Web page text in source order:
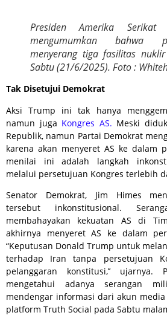
Presiden Amerika Serikat
mengumumkan bahwa
menyerang tiga fasilitas
Sabtu (21/6/2025). Foto :
Tak Disetujui Demokrat
Aksi Trump ini tak hanya
namun juga Kongres AS. Meski
Republik, namun Partai Demokrat
karena akan menyeret AS ke dalam
menilai ini adalah langkah
melalui persetujuan Kongres terlebih
Senator Demokrat, Jim Himes
tersebut inkonstitusional.
membahayakan kekuatan AS di
akhirnya menyeret AS ke dalam
“Keputusan Donald Trump untuk
terhadap Iran tanpa persetujuan
pelanggaran konstitusi,’’
mengetahui adanya serangan
mendengar informasi dari akun
platform Truth Social pada Sabtu